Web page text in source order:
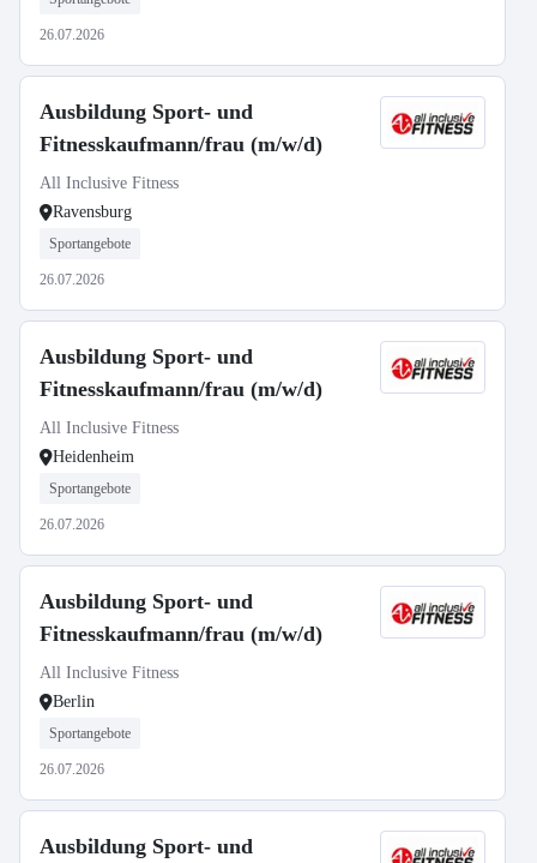
26.07.2026
Ausbildung Sport- und
Fitnesskaufmann/frau (m/w/d)
All Inclusive Fitness
Ravensburg
Sportangebote
26.07.2026
Ausbildung Sport- und
Fitnesskaufmann/frau (m/w/d)
All Inclusive Fitness
Heidenheim
Sportangebote
26.07.2026
Ausbildung Sport- und
Fitnesskaufmann/frau (m/w/d)
All Inclusive Fitness
Berlin
Sportangebote
26.07.2026
Ausbildung Sport- und